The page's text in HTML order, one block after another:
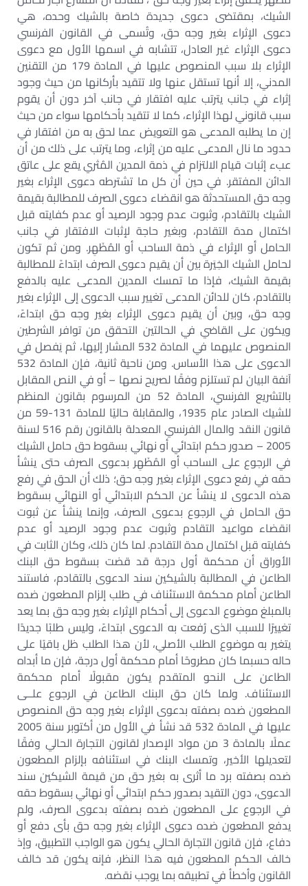
الشيك، بمقتضى دعوى جديدة خاصة بالشيك وحده، هي
دعوى الإثراء بغير وجه حق، وتُسمى في القانون الفرنسي
دعوى الإثراء غير العادل، تتشابه في اسمها الأول مع دعوى
الإثراء بلا سبب المنصوص عليها في المادة 179 من التقنين
المدني، إلا أنها تستقل عنها ولا تتقيد بأركانها من حيث وجود
إثراء في جانب يترتب عليه افتقار في جانب آخر دون أن يقوم
سبب قانوني لهذا الإثراء، كما لا تتقيد بأحكامها سواء من حيث
إن ما يطلبه المدعى هو التعويض عما لحق به من افتقار في
حدود ما نال المدعى عليه من إثراء، وما يترتب على ذلك من أن
عبء إثبات قيام الالتزام في ذمة المدين المُثري يقع على عاتق
الدائن المفتقر. في حين أن كل ما تشترطه دعوى الإثراء بغير
وجه حق المستحدثة هو انقضاء دعوى الصرف للمطالبة بقيمة
الشيك بالتقادم، وثبوت عدم وجود الرصيد أو عدم كفايته قبل
اكتمال مدة التقادم، وبغير حاجة لإثبات الافتقار في جانب
الحامل أو الإثراء في ذمة الساحب أو المُظَهِر. ومن ثم تكون
لحامل الشيك الخِيَرة بين أن يقيم دعوى الصرف ابتداءً للمطالبة
بقيمة الشيك، فإذا ما تمسك المدين المدعى عليه بالدفع
بالتقادم، كان للدائن المدعى تغيير سبب الدعوى إلى الإثراء بغير
وجه حق، وبين أن يقيم دعوى الإثراء بغير وجه حق ابتداءً،
ويكون على القاضي في الحالتين التحقق من توافر الشرطين
المنصوص عليهما في المادة 532 المشار إليها، ثم يَفصل في
الدعوى على هذا الأساس. ومن ناحية ثانية، فإن المادة 532
آنفة البيان لم تستلزم وفقًا لصريح نصها – أو في النص المقابل
بالتشريع الفرنسي، المادة 52 من المرسوم بقانون المنظم
للشيك الصادر عام 1935، والمقابلة حاليًا للمادة 131-59 من
قانون النقد والمال الفرنسي المعدلة بالقانون رقم 516 لسنة
2005 – صدور حكم ابتدائي أو نهائي بسقوط حق حامل الشيك
في الرجوع على الساحب أو المُظَهِر بدعوى الصرف حتى ينشأ
حقه في رفع دعوى الإثراء بغير وجه حق؛ ذلك أن الحق في رفع
هذه الدعوى لا ينشأ عن الحكم الابتدائي أو النهائي بسقوط
حق الحامل في الرجوع بدعوى الصرف، وإنما ينشأ عن ثبوت
انقضاء مواعيد التقادم وثبوت عدم وجود الرصيد أو عدم
كفايته قبل اكتمال مدة التقادم. لما كان ذلك، وكان الثابت في
الأوراق أن محكمة أول درجة قد قضت بسقوط حق البنك
الطاعن في المطالبة بالشيكين سند الدعوى بالتقادم، فاستند
الطاعن أمام محكمة الاستئناف في طلب إلزام المطعون ضده
بالمبلغ موضوع الدعوى إلى أحكام الإثراء بغير وجه حق بما يعد
تغييرًا للسبب الذى رُفعت به الدعوى ابتداءً، وليس طلبًا جديدًا
يتغير به موضوع الطلب الأصلي، لأن هذا الطلب ظل باقيًا على
حاله حسبما كان مطروحًا أمام محكمة أول درجة، فإن ما أبداه
الطاعن على النحو المتقدم يكون مقبولًا أمام محكمة
الاستئناف. ولما كان حق البنك الطاعن في الرجوع علــى
المطعون ضده بصفته بدعوى الإثراء بغير وجه حق المنصوص
عليها في المادة 532 قد نشأ في الأول من أكتوبر سنة 2005
عملًا بالمادة 3 من مواد الإصدار لقانون التجارة الحالي وفقًا
لتعديلها الأخير، وتمسك البنك في استئنافه بإلزام المطعون
ضده بصفته برد ما أثرى به بغير حق من قيمة الشيكين سند
الدعوى، دون التقيد بصدور حكم ابتدائي أو نهائي بسقوط حقه
في الرجوع على المطعون ضده بصفته بدعوى الصرف، ولم
يدفع المطعون ضده دعوى الإثراء بغير وجه حق بأى دفع أو
دفاع، فإن قانون التجارة الحالي يكون هو الواجب التطبيق، وإذ
خالف الحكم المطعون فيه هذا النظر، فإنه يكون قد خالف
القانون وأخطأ في تطبيقه بما يوجب نقضه.